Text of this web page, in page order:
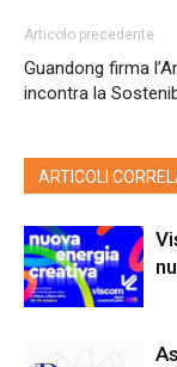
Articolo precedente
Guandong firma
incontra la
ARTICOLI